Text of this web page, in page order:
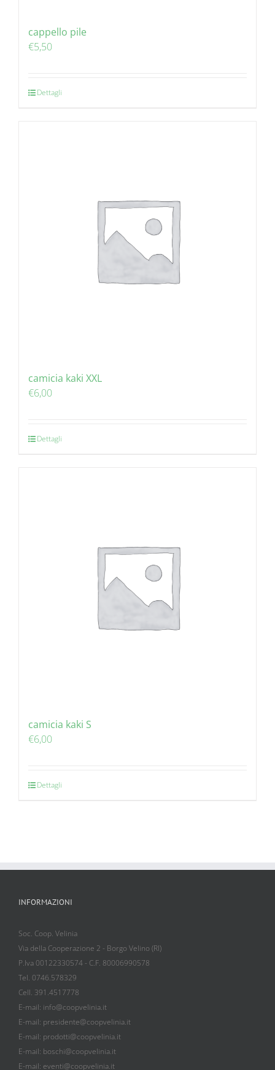
cappello pile
€5,50
Dettagli
camicia kaki XXL
€6,00
Dettagli
camicia kaki S
€6,00
Dettagli
INFORMAZIONI
Soc. Coop. Velinia
Via della Cooperazione 2 - Borgo Velino (RI)
P.Iva 00122330574 - C.F. 80006990578
Tel. 0746.578329
Cell. 391.4517778
E-mail: info@coopvelinia.it
E-mail: presidente@coopvelinia.it
E-mail: prodotti@coopvelinia.it
E-mail: boschi@coopvelinia.it
E-mail: eventi@coopvelinia.it